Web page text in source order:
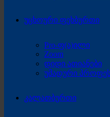
უცხოური ფეხბურთი
Pro-ფ(ა)ილი
Zoom
დიდი ათიანები
უმადური
კალათბურთი